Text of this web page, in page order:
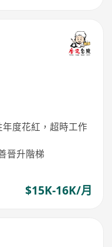
度花紅，超時工作
晉升階梯
$15K-16K/月